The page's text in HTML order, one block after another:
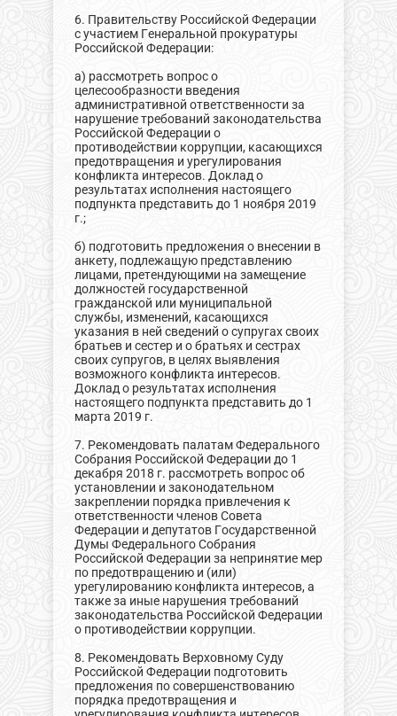
6. Правительству Российской Федерации
с участием Генеральной прокуратуры
Российской Федерации:
а) рассмотреть вопрос о
целесообразности введения
административной ответственности за
нарушение требований законодательства
Российской Федерации о
противодействии коррупции, касающихся
предотвращения и урегулирования
конфликта интересов. Доклад о
результатах исполнения настоящего
подпункта представить до 1 ноября 2019
г.;
б) подготовить предложения о внесении в
анкету, подлежащую представлению
лицами, претендующими на замещение
должностей государственной
гражданской или муниципальной
службы, изменений, касающихся
указания в ней сведений о супругах своих
братьев и сестер и о братьях и сестрах
своих супругов, в целях выявления
возможного конфликта интересов.
Доклад о результатах исполнения
настоящего подпункта представить до 1
марта 2019 г.
7. Рекомендовать палатам Федерального
Собрания Российской Федерации до 1
декабря 2018 г. рассмотреть вопрос об
установлении и законодательном
закреплении порядка привлечения к
ответственности членов Совета
Федерации и депутатов Государственной
Думы Федерального Собрания
Российской Федерации за непринятие мер
по предотвращению и (или)
урегулированию конфликта интересов, а
также за иные нарушения требований
законодательства Российской Федерации
о противодействии коррупции.
8. Рекомендовать Верховному Суду
Российской Федерации подготовить
предложения по совершенствованию
порядка предотвращения и